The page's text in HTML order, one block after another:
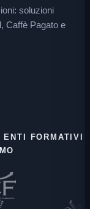
soluzioni
Caffè Pagato e
FORMATIVI